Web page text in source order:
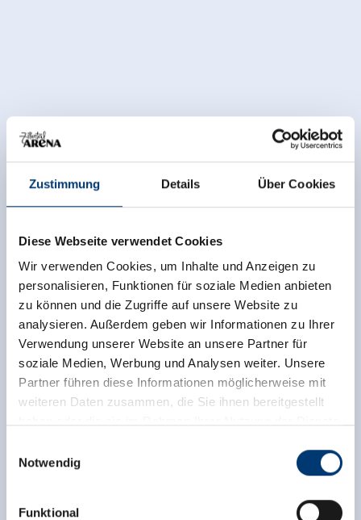
Zustimmung Details Über Cookies
Diese Webseite verwendet Cookies
Wir verwenden Cookies, um Inhalte und Anzeigen zu
personalisieren, Funktionen für soziale Medien anbieten
zu können und die Zugriffe auf unsere Website zu
analysieren. Außerdem geben wir Informationen zu Ihrer
Verwendung unserer Website an unsere Partner für
soziale Medien, Werbung und Analysen weiter. Unsere
Partner führen diese Informationen möglicherweise mit
weiteren Daten zusammen, die Sie ihnen bereitgestellt
Notwendig
Funktional
Terug naar het overzicht
Meld u nu aan voor de nieuwsbrief!